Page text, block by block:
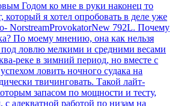
Годом ко мне в руки наконец то
который я хотел опробовать в деле уже
NorstreamProvokatorNew 792L. Почему
По моему мнению, она как нельзя
ловлю мелкими и средними весами
реке в зимний период, но вместе с
ловить ночного судака на
твичинговать. Такой лайт-
запасом по мощности и тесту,
с адекватной работой по низам на